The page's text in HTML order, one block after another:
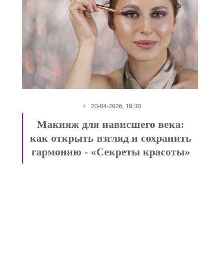
20-04-2026, 18:30
Макияж для нависшего века:
как открыть взгляд и сохранить
гармонию - «Секреты красоты»